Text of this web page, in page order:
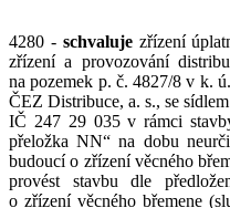
4280 - schvalujezřízení
zřízení a provozování
na pozemek p. č. 4827/8 v k.
ČEZ Distribuce, a. s., se
IČ 247 29 035 v rámci
přeložka NN“ na dobu
budoucí o zřízení věcného
provést stavbu dle
o zřízení věcného břemene